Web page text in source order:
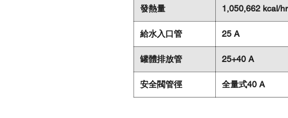
發熱量 1,050,662 kcal/hr
給水入口管 25 A
罐體排放管 25+40 A
安全閥管徑 全量式40 A